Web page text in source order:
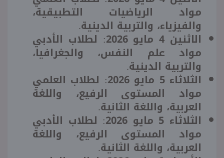
مواد الرياضيات التطبيقية،
والفيزياء، والتربية الدينية.
الاثنين 4 مايو 2026: لطلاب الأدبي
مواد علم النفس، والجغرافيا،
والتربية الدينية.
الثلاثاء 5 مايو 2026: لطلاب العلمي
مواد المستوى الرفيع، واللغة
العربية، واللغة الثانية.
الثلاثاء 5 مايو 2026: لطلاب الأدبي
مواد المستوى الرفيع، واللغة
العربية، واللغة الثانية.